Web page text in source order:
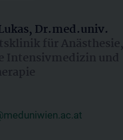
Dr.med.univ.
für Anästhesie,
Intensivmedizin und